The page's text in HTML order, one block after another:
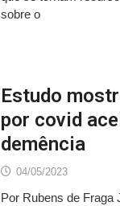
sobre o
Estudo
por covid
demência
04/05/2023
Por Rubens de Fraga